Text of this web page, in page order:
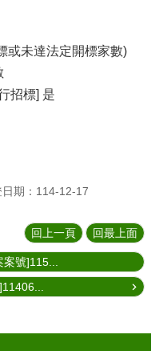
或未達法定開標家數)
招標] 是
日期：114-12-17
回上一頁 回最上面
案號]115...